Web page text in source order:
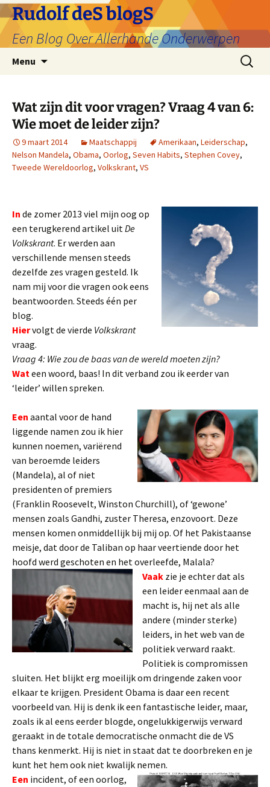
Ga
naar
de
inhoud
Rudolf deS blogS
Een Blog Over Allerhande Onderwerpen
Menu
Zoeken
naar:
Wat zijn dit voor vragen? Vraag 4 van 6:
Wie moet de leider zijn?
9 maart 2014 Maatschappij Amerikaan, Leiderschap,
Nelson Mandela, Obama, Oorlog, Seven Habits, Stephen Covey,
Tweede Wereldoorlog, Volkskrant, VS
In de zomer 2013 viel mijn oog op
een terugkerend artikel uitDe
Volkskrant. Er werden aan
verschillende mensen steeds
dezelfde zes vragen gesteld. Ik
nam mij voor die vragen ook eens
beantwoorden. Steeds één per
blog.
Hiervolgt de vierde Volkskrant
vraag.
Vraag 4: Wie zou de baas van de wereld moeten zijn?
Wateen woord, baas! In dit verband zou ik eerder van
‘leider’ willen spreken.
Een aantal voor de hand
liggende namen zou ik hier
kunnen noemen, variërend
van beroemde leiders
(Mandela), al of niet
presidenten of premiers
(Franklin Roosevelt, Winston Churchill), of ‘gewone’
mensen zoals Gandhi, zuster Theresa, enzovoort. Deze
mensen komen onmiddellijk bij mij op. Of het Pakistaanse
meisje, dat door de Taliban op haar veertiende door het
hoofd werd geschoten en het overleefde, Malala?
Vaak zie je echter dat als
een leider eenmaal aan de
macht is, hij net als alle
andere (minder sterke)
leiders, in het web van de
politiek verward raakt.
Politiek is compromissen
sluiten. Het blijkt erg moeilijk om dringende zaken voor
elkaar te krijgen. President Obama is daar een recent
voorbeeld van. Hij is denk ik een fantastische leider, maar,
zoals ik al eens eerder blogde, ongelukkigerwijs verward
geraakt in de totale democratische onmacht die de VS
thans kenmerkt. Hij is niet in staat dat te doorbreken en je
kunt het hem ook niet kwalijk nemen.
Een incident, of een oorlog,